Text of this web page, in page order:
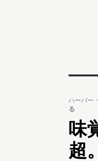
ハーバー
る
味
超